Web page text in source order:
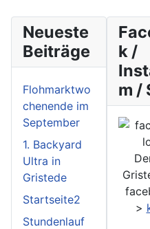
Neueste
Beiträge
Flohmarktwo
chenende im
September
1. Backyard
Ultra in
Gristede
Startseite2
Stundenlauf
k /
m /
>